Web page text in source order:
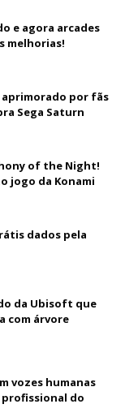
e agora arcades
melhorias!
por fãs
Sega Saturn
of the Night!
jogo da Konami
dados pela
da Ubisoft que
com árvore
vozes humanas
do